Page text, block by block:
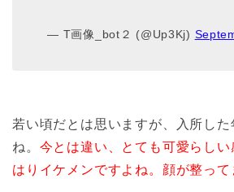
— T画像_bot２ (@Up3Kj)
若い頃だとは思いますが、入所し
ね。 今とは違い、とても可愛らし
はりイケメンですよね。顔が整って